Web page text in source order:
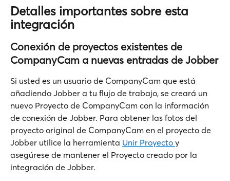
Detalles importantes sobre esta
integración
Conexión de proyectos existentes de
CompanyCam a nuevas entradas de Jobber
Si usted es un usuario de CompanyCam que está
añadiendo Jobber a tu flujo de trabajo, se creará un
nuevo Proyecto de CompanyCam con la información
de conexión de Jobber. Para obtener las fotos del
proyecto original de CompanyCam en el proyecto de
Jobber utilice la herramienta Unir Proyecto y
asegúrese de mantener el Proyecto creado por la
integración de Jobber.